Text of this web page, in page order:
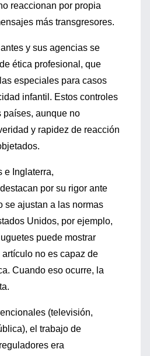
reaccionan por propia
más transgresores.
y sus agencias se
ética profesional, que
especiales para casos
infantil. Estos controles
países, aunque no
y rapidez de reacción
e Inglaterra,
por su rigor ante
se ajustan a las normas
Unidos, por ejemplo,
puede mostrar
no es capaz de
Cuando eso ocurre, la
(televisión,
el trabajo de
era